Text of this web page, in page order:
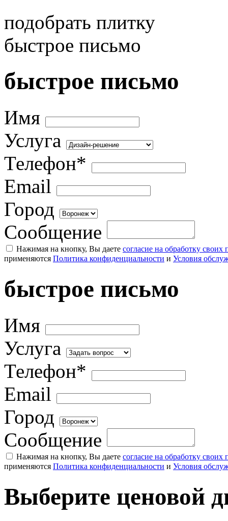
подобрать плитку
быстрое письмо
быстрое письмо
Имя
Услуга
Телефон*
Email
Город
Сообщение
Нажимая на кнопку, Вы даете согласие на обработку
применяются Политика конфиденциальности и Условия
быстрое письмо
Имя
Услуга
Телефон*
Email
Город
Сообщение
Нажимая на кнопку, Вы даете согласие на обработку
применяются Политика конфиденциальности и Условия
Выберите ценовой